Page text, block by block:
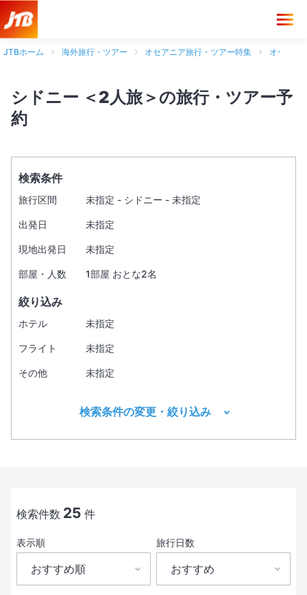
JTBホーム 海外旅行・ツアー オセアニア旅行・ツアー特集 オースト
シドニー ＜2人旅＞の旅行・ツアー予
約
検索条件
旅行区間 未指定 - シドニー - 未指定
出発日 未指定
現地出発日 未指定
部屋・人数 1部屋 おとな2名
絞り込み
ホテル 未指定
フライト 未指定
その他 未指定
出発日
検索条件の変更・絞り込み
検索件数 25 件
表示順
おすすめ順
旅行日数
おすすめ